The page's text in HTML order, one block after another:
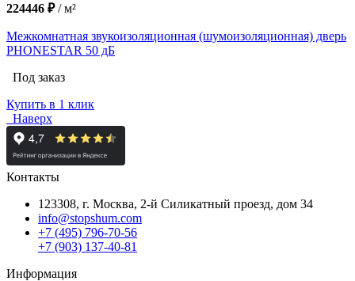
224446 ₽/м²
Межкомнатная звукоизоляционная (шумоизоляционная) дверь
PHONESTAR 50 дБ
Под заказ
Купить в 1 клик
Наверх
Контакты
123308, г. Москва, 2-й Силикатный проезд, дом 34
info@stopshum.com
+7 (495) 796-70-56
+7 (903) 137-40-81
Информация